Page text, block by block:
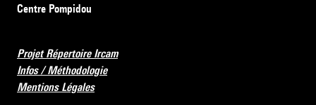
Centre Pompidou
Projet Répertoire Ircam
Infos / Méthodologie
Mentions Légales